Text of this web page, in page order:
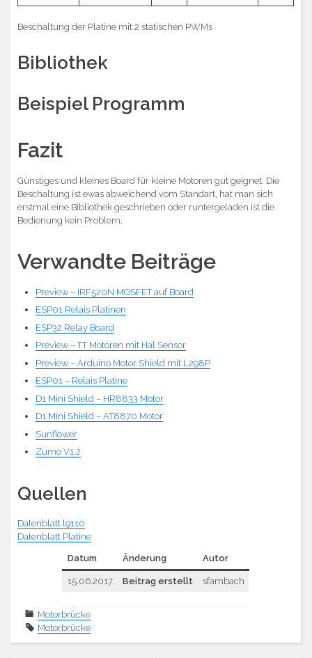
Beschaltung der Platine mit 2 statischen PWMs
Bibliothek
Beispiel Programm
Fazit
Günstiges und kleines Board für kleine Motoren gut geignet. Die
Beschaltung ist ewas abweichend vom Standart, hat man sich
erstmal eine Bibliothek geschrieben oder runtergeladen ist die
Bedienung kein Problem.
Verwandte Beiträge
Preview – IRF520N MOSFET auf Board
ESP01 Relais Platinen
ESP32 Relay Board
Preview – TT Motoren mit Hal Sensor
Preview – Arduino Motor Shield mit L298P
ESP01 – Relais Platine
D1 Mini Shield – HR8833 Motor
D1 Mini Shield – AT8870 Motor
Sunflower
Zumo V1.2
Quellen
Datenblatt l9110
Datenblatt Platine
Datum Änderung Autor
15.06.2017 Beitrag erstellt sfambach
Motorbrücke
Motorbrücke